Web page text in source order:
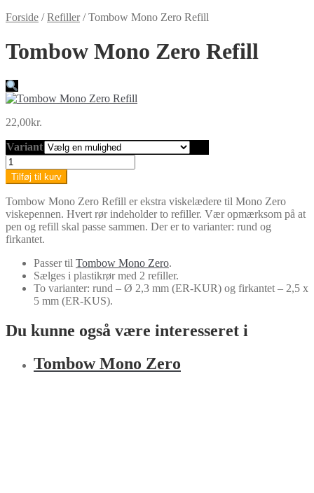
Forside /Refiller/Tombow Mono Zero Refill
Tombow Mono Zero Refill
22,00kr.
Variant
Tombow
Mono
Zero
Refill
antal
Tilføj til kurv
Tombow Mono Zero Refill er ekstra viskelædere til Mono Zero
viskepennen. Hvert rør indeholder to refiller. Vær opmærksom på at
pen og refill skal passe sammen. Der er to varianter: rund og
firkantet.
Passer til Tombow Mono Zero.
Sælges i plastikrør med 2 refiller.
To varianter: rund – Ø 2,3 mm (ER-KUR) og firkantet – 2,5 x
5 mm (ER-KUS).
Du kunne også være interesseret i
Tom­bow Mono Zero